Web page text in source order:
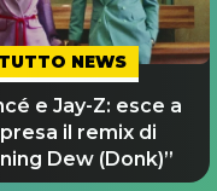
TUTTO NEWS
e Jay-Z: esce a
il remix di
Dew (Donk)”